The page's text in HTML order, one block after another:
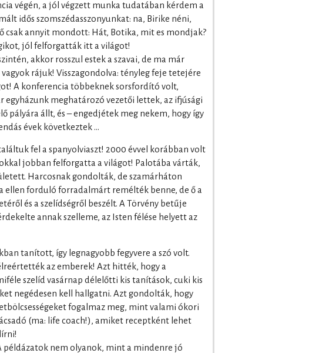
végén, a jól végzett munka tudatában kérdem a
idős szomszédasszonyunkat: na, Birike néni,
csak annyit mondott: Hát, Botika, mit es mondjak?
jól felforgatták itt a világot!
akkor rosszul estek a szavai, de ma már
vagyok rájuk! Visszagondolva: tényleg feje tetejére
A konferencia többeknek sorsfordító volt,
egyházunk meghatározó vezetői lettek, az ifjúsági
pályára állt, és – engedjétek meg nekem, hogy így
évek következtek …
fel a spanyolviaszt! 2000 évvel korábban volt
jobban felforgatta a világot! Palotába várták,
Harcosnak gondolták, de szamárháton
ellen forduló forradalmárt remélték benne, de ő a
és a szelídségről beszélt. A Törvény betűje
annak szelleme, az Isten félése helyett az
tanított, így legnagyobb fegyvere a szó volt.
az emberek! Azt hitték, hogy a
szelíd vasárnap délelőtti kis tanítások, cuki kis
negédesen kell hallgatni. Azt gondolták, hogy
fogalmaz meg, mint valami ókori
(ma: life coach!), amiket receptként lehet
példázatok nem olyanok, mint a mindenre jó